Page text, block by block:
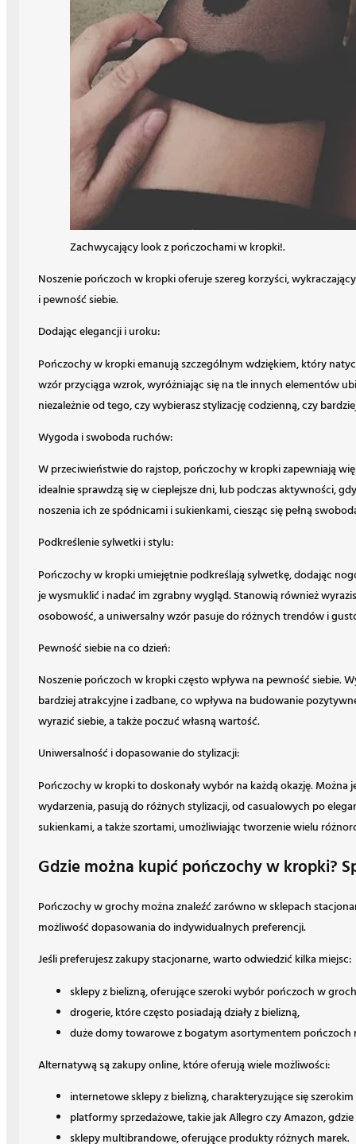
Zachwycający look z pończochami w kropki!.
Noszenie pończoch w kropki oferuje szereg korzyści,
i pewność siebie.
Dodając elegancji i uroku:
Pończochy w kropki emanują szczególnym wdziękiem, który
wzór przyciąga wzrok, wyróżniając się na tle innych elementów
niezależnie od tego, czy wybierasz stylizację codzienną, czy
Wygoda i swoboda ruchów:
W przeciwieństwie do rajstop, pończochy w kropki zapewniają
idealnie sprawdzą się w cieplejsze dni, lub podczas aktywności,
noszenia ich ze spódnicami i sukienkami, ciesząc się pełną
Podkreślenie sylwetki i stylu:
Pończochy w kropki umiejętnie podkreślają sylwetkę, dodając
je wysmuklić i nadać im zgrabny wygląd. Stanowią również
osobowość, a uniwersalny wzór pasuje do różnych trendów i
Pewność siebie na co dzień:
Noszenie pończoch w kropki często wpływa na pewność siebie.
bardziej atrakcyjne i zadbane, co wpływa na budowanie
wyrazić siebie, a także poczuć własną wartość.
Uniwersalność i dopasowanie do stylizacji:
Pończochy w kropki to doskonały wybór na każdą okazję. Można
wydarzenia, pasują do różnych stylizacji, od casualowych po
sukienkami, a także szortami, umożliwiając tworzenie wielu
Gdzie można kupić pończochy w kropki?
Pończochy w grochy można znaleźć zarówno w sklepach
możliwość dopasowania do indywidualnych preferencji.
Jeśli preferujesz zakupy stacjonarne, warto odwiedzić kilka miejsc:
sklepy z bielizną, oferujące szeroki wybór pończoch w
drogerie, które często posiadają działy z bielizną,
duże domy towarowe z bogatym asortymentem pończoch
Alternatywą są zakupy online, które oferują wiele możliwości:
internetowe sklepy z bielizną, charakteryzujące się
platformy sprzedażowe, takie jak Allegro czy Amazon,
sklepy multibrandowe, oferujące produkty różnych marek.